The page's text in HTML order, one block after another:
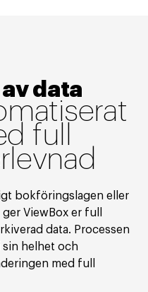
data
full
bokföringslagen eller
ViewBox er full
data. Processen
sin helhet och
med full